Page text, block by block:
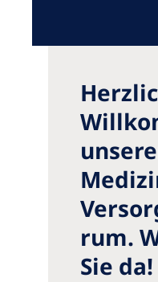
United States of
NephroCare
Global Website
rum.
Sie da!